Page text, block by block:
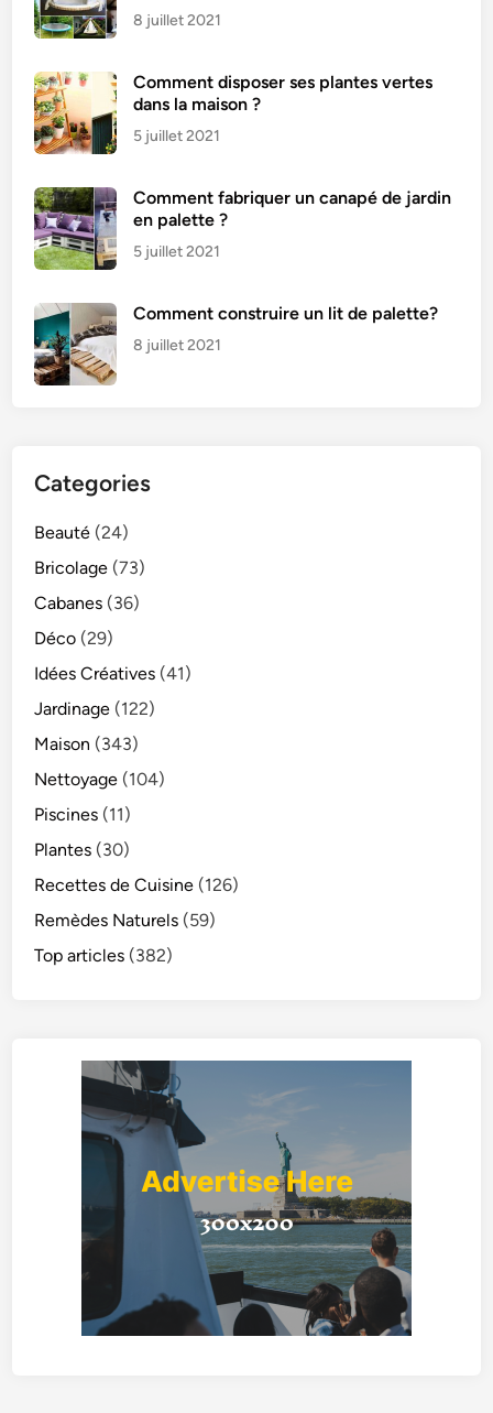
8 juillet 2021
Comment disposer ses plantes vertes
dans la maison ?
5 juillet 2021
Comment fabriquer un canapé de jardin
en palette ?
5 juillet 2021
Comment construire un lit de palette?
8 juillet 2021
Categories
Beauté (24)
Bricolage (73)
Cabanes (36)
Déco (29)
Idées Créatives (41)
Jardinage (122)
Maison (343)
Nettoyage (104)
Piscines (11)
Plantes (30)
Recettes de Cuisine (126)
Remèdes Naturels (59)
Top articles (382)